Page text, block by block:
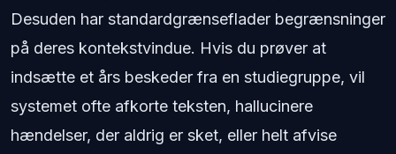
Desuden har standardgrænseflader begrænsninger
på deres kontekstvindue. Hvis du prøver at
indsætte et års beskeder fra en studiegruppe, vil
systemet ofte afkorte teksten, hallucinere
hændelser, der aldrig er sket, eller helt afvise